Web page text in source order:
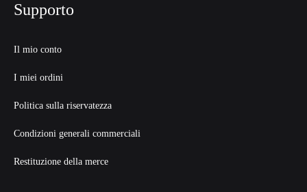
Supporto
Il mio conto
I miei ordini
Politica sulla riservatezza
Condizioni generali commerciali
Restituzione della merce